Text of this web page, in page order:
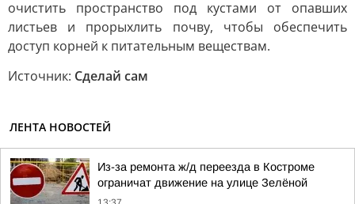
очистить пространство под кустами от опавших
листьев и прорыхлить почву, чтобы обеспечить
доступ корней к питательным веществам.
Источник: Сделай сам
ЛЕНТА НОВОСТЕЙ
Из-за ремонта ж/д переезда в Костроме
ограничат движение на улице Зелёной